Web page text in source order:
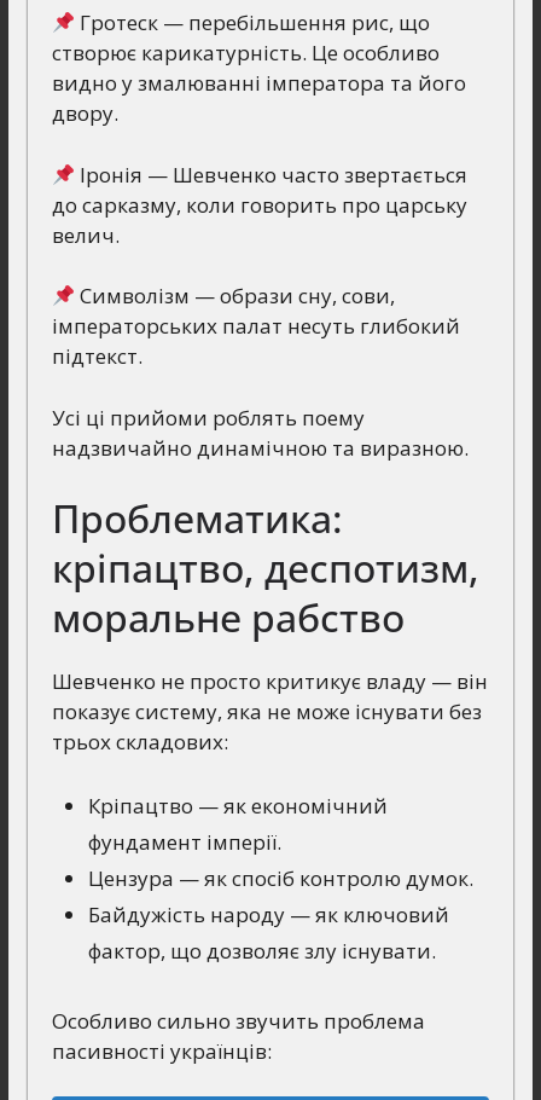
Гротеск — перебільшення рис, що
створює карикатурність. Це особливо
видно у змалюванні імператора та його
двору.
Іронія — Шевченко часто звертається
до сарказму, коли говорить про царську
велич.
Символізм — образи сну, сови,
імператорських палат несуть глибокий
підтекст.
Усі ці прийоми роблять поему
надзвичайно динамічною та виразною.
Проблематика:
кріпацтво, деспотизм,
моральне рабство
Шевченко не просто критикує владу — він
показує систему, яка не може існувати без
трьох складових:
Кріпацтво — як економічний
фундамент імперії.
Цензура — як спосіб контролю думок.
Байдужість народу — як ключовий
фактор, що дозволяє злу існувати.
Особливо сильно звучить проблема
пасивності українців: